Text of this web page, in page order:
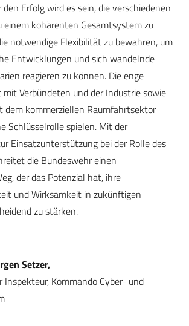
Erfolg wird es sein, die verschiedenen
einem kohärenten Gesamtsystem zu
notwendige Flexibilität zu bewahren, um
Entwicklungen und sich wandelnde
reagieren zu können. Die enge
Verbündeten und der Industrie sowie
dem kommerziellen Raumfahrtsektor
Schlüsselrolle spielen. Mit der
Einsatzunterstützung bei der Rolle des
die Bundeswehr einen
der das Potenzial hat, ihre
und Wirksamkeit in zukünftigen
zu stärken.
Setzer,
Kommando Cyber- und